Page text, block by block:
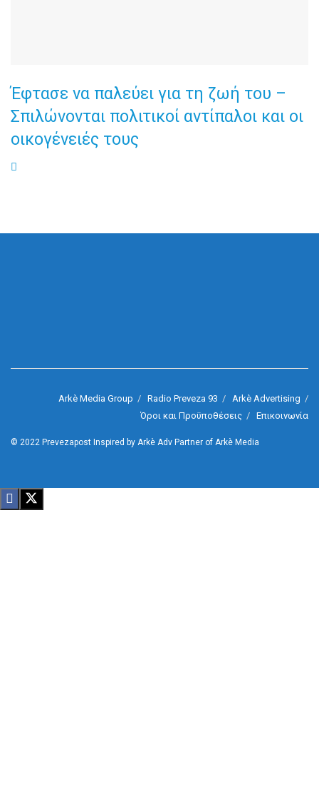
Έφτασε να παλεύει για τη ζωή του –
Σπιλώνονται πολιτικοί αντίπαλοι και οι
οικογένειές τους
Arkè Media Group Radio Preveza 93
Arkè Advertising
Όροι και Προϋποθέσεις
Επικοινωνία
© 2022 Prevezapost Inspired by Arkè Adv Partner of Arkè Media